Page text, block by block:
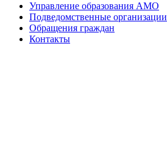
Управление образования АМО
Подведомственные организации
Обращения граждан
Контакты